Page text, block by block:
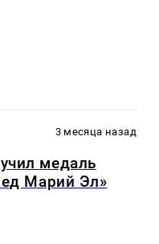
3 месяца назад
медаль
Марий Эл»